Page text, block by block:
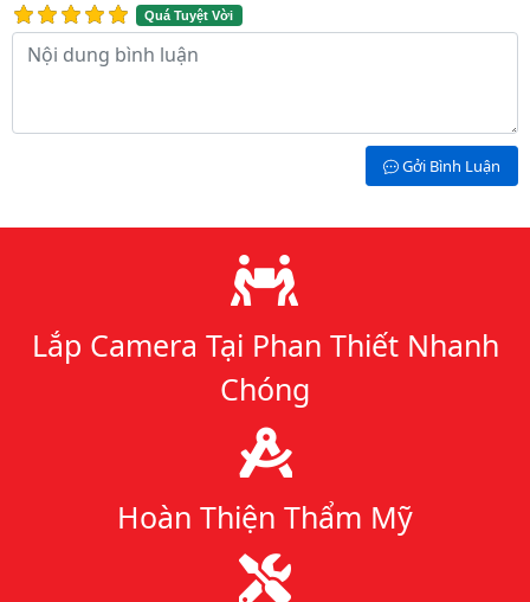
Quá Tuyệt Vời
Nội dung bình luận
Gởi Bình Luận
Lý do chọn chúng tôi
Lắp Camera Tại Phan Thiết Nhanh
Chóng
Hoàn Thiện Thẩm Mỹ